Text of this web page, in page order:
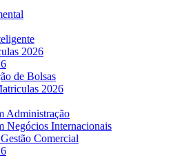
2026
de Bolsas
2026
Administração
Negócios Internacionais
Comercial